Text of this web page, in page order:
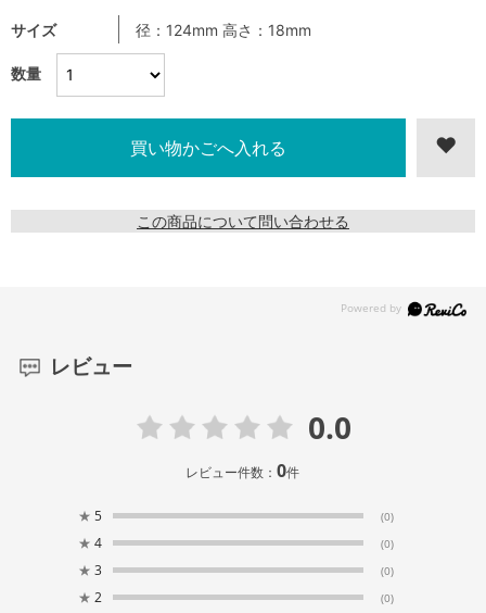
数量
サイズ 径：124mm 高さ：18mm
この商品について問い合わせる
レビュー
0.0
レビュー件数：0件
★ 5 (0)
★ 4 (0)
★ 3 (0)
★ 2 (0)